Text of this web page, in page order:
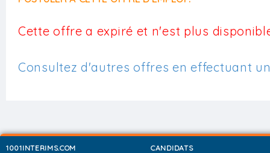
Cette offre a expiré et n'est plus
Consultez d'autres offres en effectuant
1001INTERIMS.COM
CANDIDATS